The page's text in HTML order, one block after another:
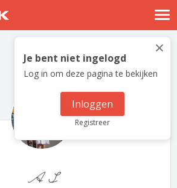
Nostalgische verhalen
Log in
Meld je gratis aan
×
Je bent niet ingelogd
Log in om deze pagina te bekijken
Inloggen
Registreer
A S